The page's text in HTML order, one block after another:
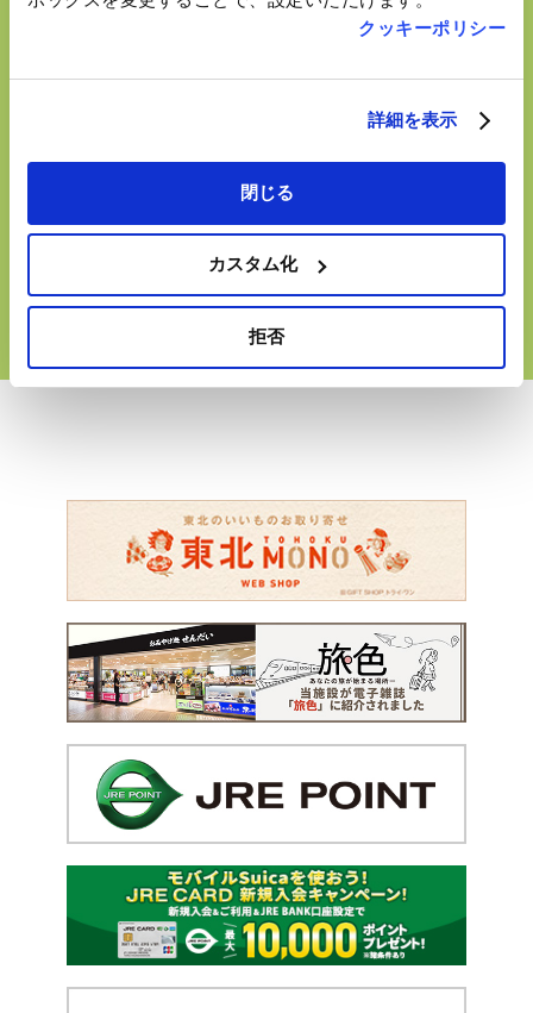
クッキーポリシー
詳細を表示
閉じる
カスタム化
拒否
JR本塩釜駅1F
tekuteほんしおがま